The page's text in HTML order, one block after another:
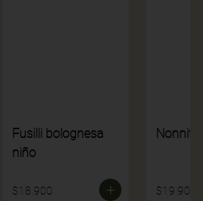
Fusilli bolognesa
niño
$18.900 $19.900